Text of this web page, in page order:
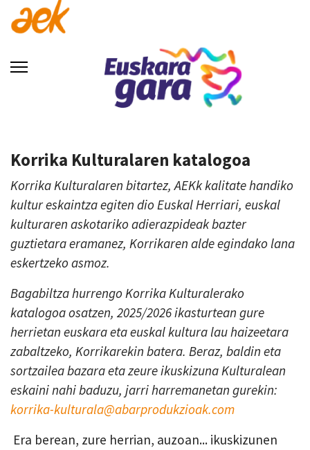
Korrika Kulturalaren katalogoa
Korrika Kulturalaren bitartez, AEKk kalitate handiko
kultur eskaintza egiten dio Euskal Herriari, euskal
kulturaren askotariko adierazpideak bazter
guztietara eramanez, Korrikaren alde egindako lana
eskertzeko asmoz.
Bagabiltza hurrengo Korrika Kulturalerako
katalogoa osatzen, 2025/2026 ikasturtean gure
herrietan euskara eta euskal kultura lau haizeetara
zabaltzeko, Korrikarekin batera. Beraz, baldin eta
sortzailea bazara eta zeure ikuskizuna Kulturalean
eskaini nahi baduzu, jarri harremanetan gurekin:
korrika-kulturala@abarprodukzioak.com
Era berean, zure herrian, auzoan... ikuskizunen